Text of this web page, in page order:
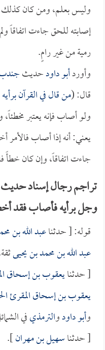
وليس بعلم، ومن كان كذلك
إصابته للحق جاءت اتفاقاً
رمية من غير رامٍ.
وأوردأبو داودحديث
قال: (من قال في القرآن
ولو أصاب فإنه يعتبر
يعني: أنه إذا أصاب فالأمر
جاءت اتفاقاً، وإن كان خطأً
تراجم رجال إسناد
وجل برأيه فأصاب فقد
قوله: [ حدثناعبد الله بن
عبد الله بن محمد بن يحيى
[ حدثنايعقوب بن إسحاق
يعقوب بن إسحاق المقرئ
وأبو داودوالترمذيفي
[ حدثناسهيل بن مهران].